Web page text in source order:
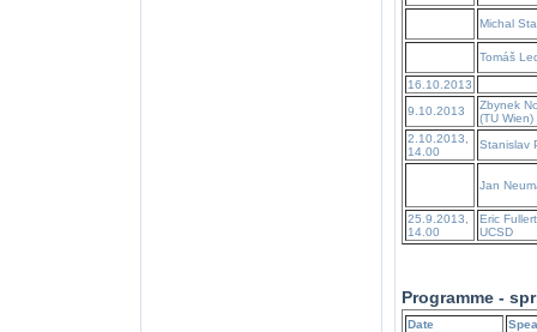
Michal
Tomáš
16.10.2013
9.10.2013
Zbynek
(TU Wien)
2.10.2013,
14.00
Stanislav
Jan
25.9.2013,
14.00
Eric
UCSD
Programme -
Date